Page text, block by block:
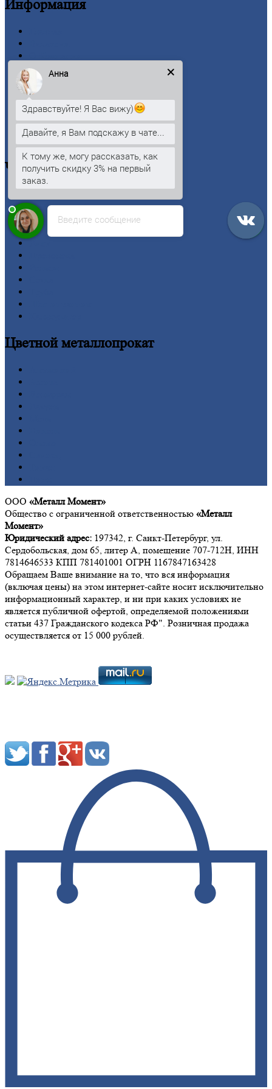
Информация
Заводы
Контакты
Прайс-лист
Новости
Личный
Оформление заказа
Оплата
Черныйметаллопрокат
Двутавроваябалка (двутавр)
Квадрат
Круг
Цветнойметаллопрокат
ООО «Металл Момент»
Общество с ограниченной ответственностью «Металл
Момент»
Юридический адрес: 197342, г. Санкт-Петербург, ул.
Сердобольская, дом 65, литер А, помещение 707-712Н, ИНН
7814646533 КПП 781401001 ОГРН 1167847163428
Обращаем Ваше внимание на то, что вся информация
(включая цены) на этом интернет-сайте носит исключительно
информационный характер, и ни при каких условиях не
является публичной офертой, определяемой положениями
статьи 437 Гражданского кодекса РФ". Розничная продажа
осуществляется от 15 000 рублей.
Введите сообщение
Анна
Здравствуйте! Я Вас вижу)
Давайте, я Вам подскажу в чате...
К тому же, могу рассказать, как
получить скидку 3% на первый
заказ.